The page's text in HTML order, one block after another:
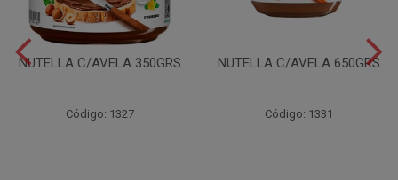
NUTELLA C/AVELA 350GRS
Código: 1327
NUTELLA C/AVELA 650GRS
Código: 1331